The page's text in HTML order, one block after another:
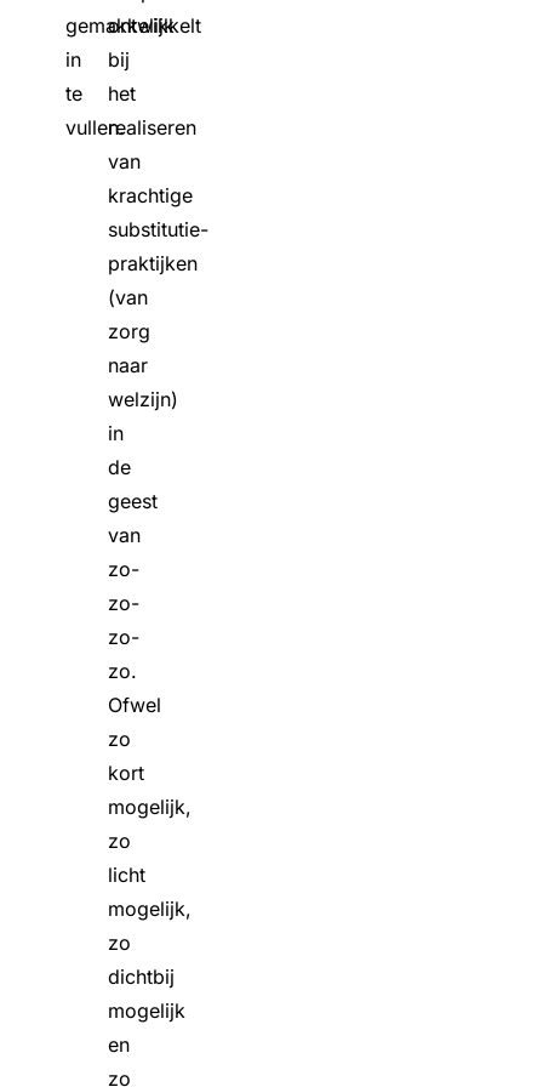
gemakkelijk
in
te
vullen.
ontwikkelt
bij
het
realiseren
van
krachtige
substitutie-
praktijken
(van
zorg
naar
welzijn)
in
de
geest
van
zo-
zo-
zo-
zo.
Ofwel
zo
kort
mogelijk,
zo
licht
mogelijk,
zo
dichtbij
mogelijk
en
zo